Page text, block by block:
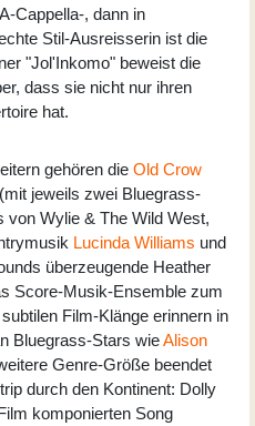
Cappella-, dann in
Stil-Ausreisserin ist die
"Jol'Inkomo" beweist die
dass sie nicht nur ihren
hat.
gehören die Old Crow
jeweils zwei Bluegrass-
Wylie & The Wild West,
Lucinda Williams und
überzeugende Heather
Score-Musik-Ensemble zum
Film-Klänge erinnern in
Bluegrass-Stars wieAlison
Genre-Größe beendet
durch den Kontinent: Dolly
komponierten Song